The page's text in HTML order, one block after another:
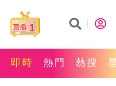
1
即時 熱門 熱搜